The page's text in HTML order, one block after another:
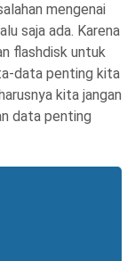
mengenai
saja ada. Karena
flashdisk untuk
data penting kita
kita jangan
data penting